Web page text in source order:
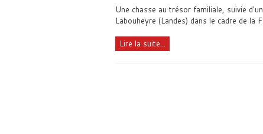
Une chasse au trésor familiale, suivie
Labouheyre (Landes) dans le cadre de la
Lire la suite...